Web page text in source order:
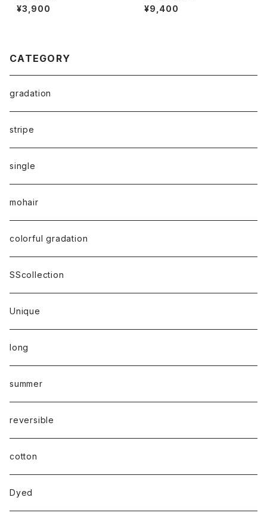
¥3,900 ¥9,400
CATEGORY
gradation
stripe
single
mohair
colorful gradation
SScollection
Unique
long
summer
reversible
cotton
Dyed